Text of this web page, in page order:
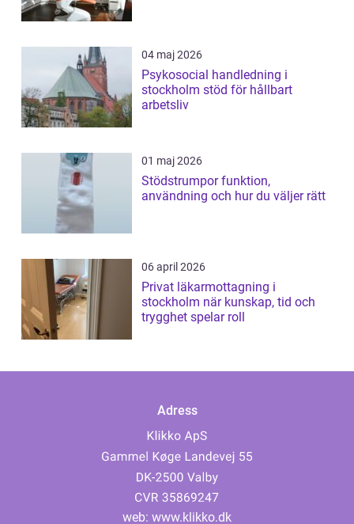
04 maj 2026
Psykosocial handledning i
stockholm stöd för hållbart
arbetsliv
01 maj 2026
Stödstrumpor funktion,
användning och hur du väljer rätt
06 april 2026
Privat läkarmottagning i
stockholm när kunskap, tid och
trygghet spelar roll
Adress
web: www.klikko.dk